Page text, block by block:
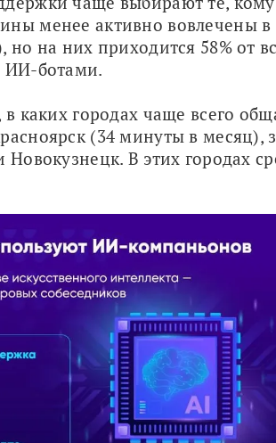
менее активно вовлечены
но на них приходится 58% от
ИИ-ботами.
в каких городах чаще всего
(34 минуты в месяц),
Новокузнецк. В этих городах